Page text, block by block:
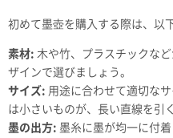
初めて墨壺を購入する際は、以
素材: 木や竹、プラスチックな
ザインで選びましょう。
サイズ: 用途に合わせて適切な
は小さいものが、長い直線を引
墨の出方: 墨糸に墨が均一に付